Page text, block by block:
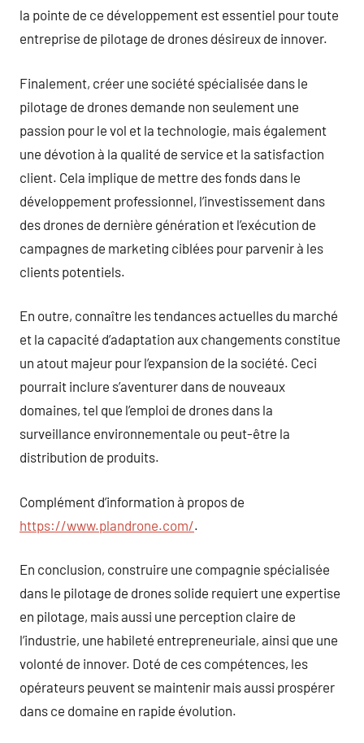
la pointe de ce développement est essentiel pour toute
entreprise de pilotage de drones désireux de innover.
Finalement, créer une société spécialisée dans le
pilotage de drones demande non seulement une
passion pour le vol et la technologie, mais également
une dévotion à la qualité de service et la satisfaction
client. Cela implique de mettre des fonds dans le
développement professionnel, l’investissement dans
des drones de dernière génération et l’exécution de
campagnes de marketing ciblées pour parvenir à les
clients potentiels.
En outre, connaître les tendances actuelles du marché
et la capacité d’adaptation aux changements constitue
un atout majeur pour l’expansion de la société. Ceci
pourrait inclure s’aventurer dans de nouveaux
domaines, tel que l’emploi de drones dans la
surveillance environnementale ou peut-être la
distribution de produits.
Complément d’information à propos de
https://www.plandrone.com/.
En conclusion, construire une compagnie spécialisée
dans le pilotage de drones solide requiert une expertise
en pilotage, mais aussi une perception claire de
l’industrie, une habileté entrepreneuriale, ainsi que une
volonté de innover. Doté de ces compétences, les
opérateurs peuvent se maintenir mais aussi prospérer
dans ce domaine en rapide évolution.